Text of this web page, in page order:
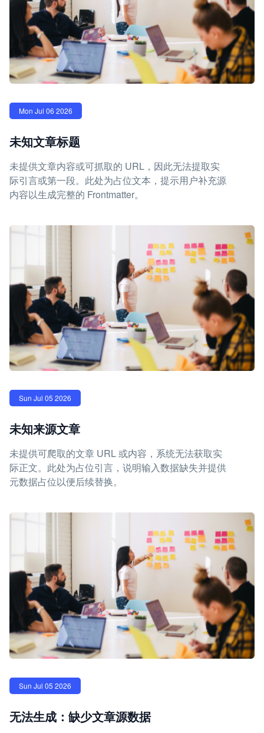
Mon Jul 06 2026
未知文章标题
未提供文章内容或可抓取的 URL，因此无法提取实
际引言或第一段。此处为占位文本，提示用户补充源
内容以生成完整的 Frontmatter。
Sun Jul 05 2026
未知来源文章
未提供可爬取的文章 URL 或内容，系统无法获取实
际正文。此处为占位引言，说明输入数据缺失并提供
元数据占位以便后续替换。
Sun Jul 05 2026
无法生成：缺少文章源数据